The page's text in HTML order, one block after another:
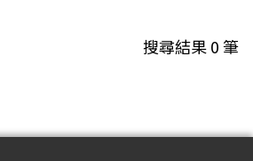
搜尋結果0筆